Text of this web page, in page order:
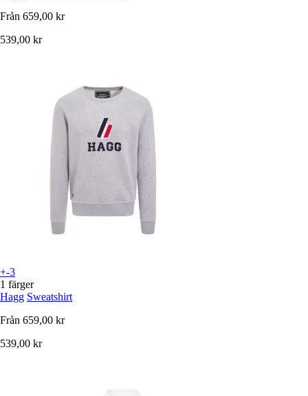
Från 659,00 kr
539,00 kr
+-3
1 färger
Hagg Sweatshirt
Från 659,00 kr
539,00 kr